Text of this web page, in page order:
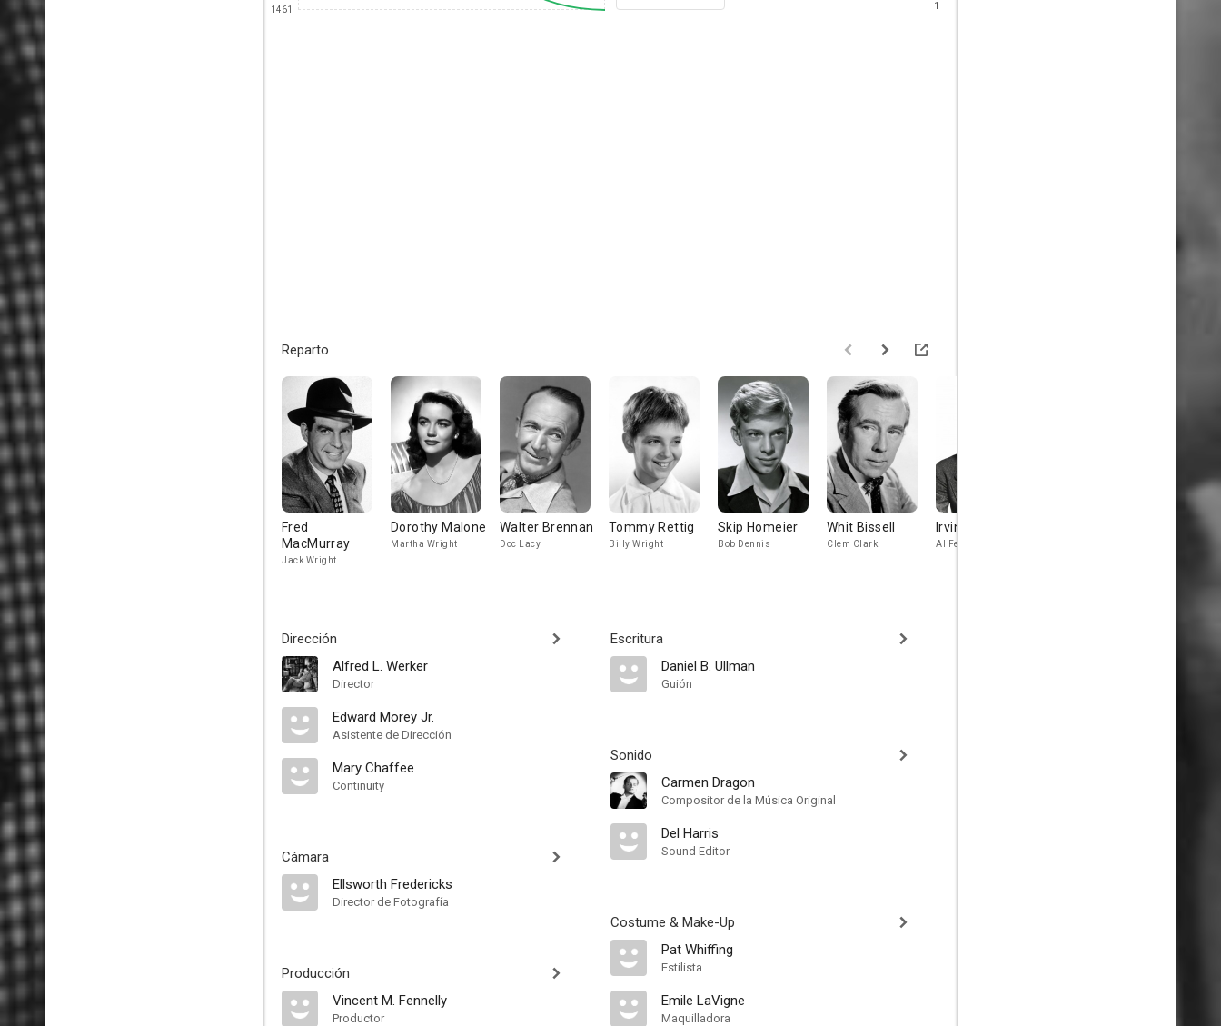
1461
1
Reparto
Fred
MacMurray
Jack Wright
Dorothy Malone
Martha Wright
Walter Brennan
Doc Lacy
Tommy Rettig
Billy Wright
Skip Homeier
Bob Dennis
Whit Bissell
Clem Clark
Irving Bacon
Al Ferguson
Dirección
Alfred L. Werker
Director
Edward Morey Jr.
Asistente de Dirección
Mary Chaffee
Continuity
Cámara
Ellsworth Fredericks
Director de Fotografía
Producción
Vincent M. Fennelly
Productor
Escritura
Daniel B. Ullman
Guión
Sonido
Carmen Dragon
Compositor de la Música Original
Del Harris
Sound Editor
Costume & Make-Up
Pat Whiffing
Estilista
Emile LaVigne
Maquilladora